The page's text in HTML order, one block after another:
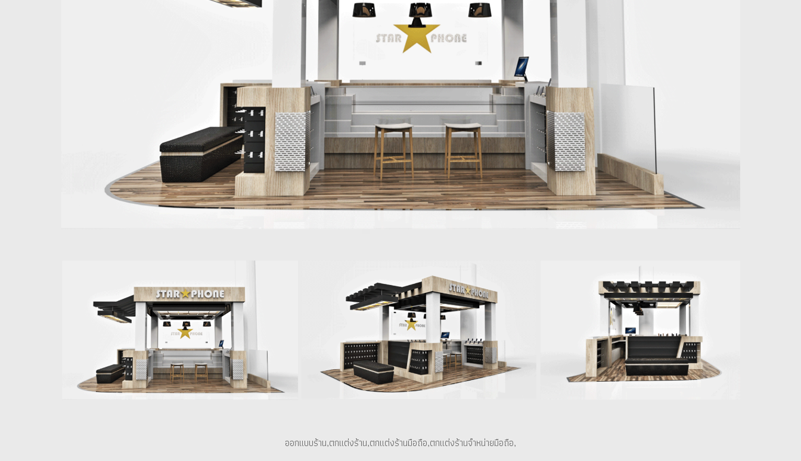
ออกแบบร้าน,ตกแต่งร้าน,ตกแต่งร้านมือถือ,ตกแต่งร้านจำหน่ายมือถือ,